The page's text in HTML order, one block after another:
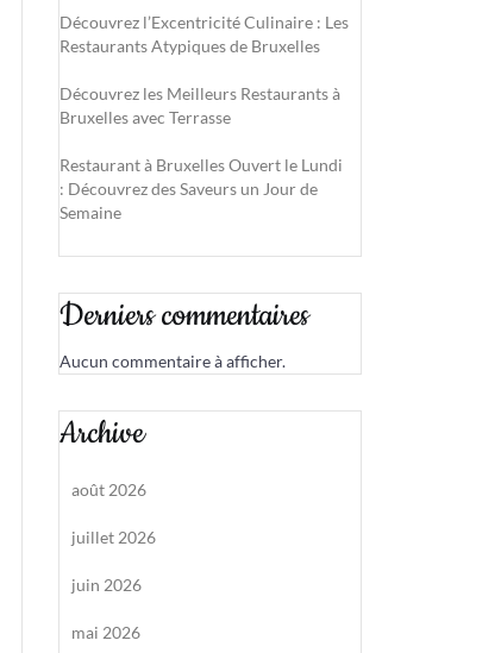
Découvrez l’Excentricité Culinaire : Les
Restaurants Atypiques de Bruxelles
Découvrez les Meilleurs Restaurants à
Bruxelles avec Terrasse
Restaurant à Bruxelles Ouvert le Lundi
: Découvrez des Saveurs un Jour de
Semaine
Derniers commentaires
Aucun commentaire à afficher.
Archive
août 2026
juillet 2026
juin 2026
mai 2026